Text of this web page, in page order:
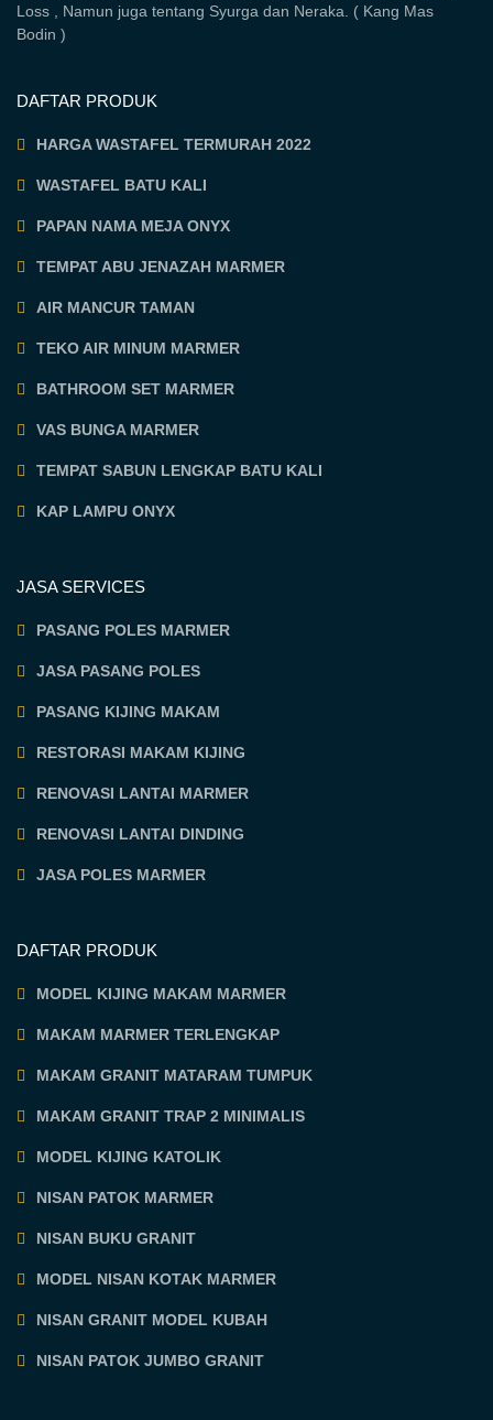
Loss , Namun juga tentang Syurga dan Neraka. ( Kang Mas
Bodin )
DAFTAR PRODUK
HARGA WASTAFEL TERMURAH 2022
WASTAFEL BATU KALI
PAPAN NAMA MEJA ONYX
TEMPAT ABU JENAZAH MARMER
AIR MANCUR TAMAN
TEKO AIR MINUM MARMER
BATHROOM SET MARMER
VAS BUNGA MARMER
TEMPAT SABUN LENGKAP BATU KALI
KAP LAMPU ONYX
JASA SERVICES
PASANG POLES MARMER
JASA PASANG POLES
PASANG KIJING MAKAM
RESTORASI MAKAM KIJING
RENOVASI LANTAI MARMER
RENOVASI LANTAI DINDING
JASA POLES MARMER
DAFTAR PRODUK
MODEL KIJING MAKAM MARMER
MAKAM MARMER TERLENGKAP
MAKAM GRANIT MATARAM TUMPUK
MAKAM GRANIT TRAP 2 MINIMALIS
MODEL KIJING KATOLIK
NISAN PATOK MARMER
NISAN BUKU GRANIT
MODEL NISAN KOTAK MARMER
NISAN GRANIT MODEL KUBAH
NISAN PATOK JUMBO GRANIT